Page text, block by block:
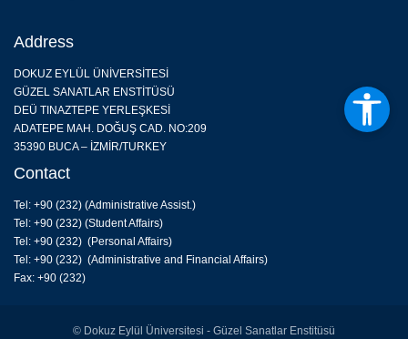
Address
DOKUZ EYLÜL ÜNİVERSİTESİ
GÜZEL SANATLAR ENSTİTÜSÜ
DEÜ TINAZTEPE YERLEŞKESİ
ADATEPE MAH. DOĞUŞ CAD. NO:209
35390 BUCA – İZMİR/TURKEY
Contact
Tel: +90 (232) (Administrative Assist.)
Tel: +90 (232) (Student Affairs)
Tel: +90 (232) (Personal Affairs)
Tel: +90 (232) (Administrative and Financial Affairs)
Fax: +90 (232)
© Dokuz Eylül Üniversitesi - Güzel Sanatlar Enstitüsü